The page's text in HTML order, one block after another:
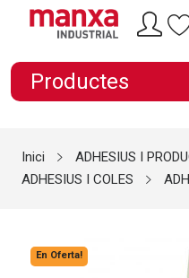
Productes
Inici
ADHESIUS I
ADHESIUS I COLES
En Oferta!